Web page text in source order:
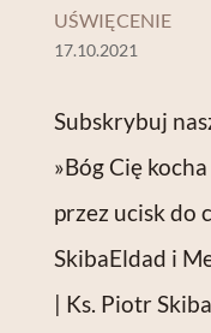
UŚWIĘCENIE
17.10.2021
Subskrybuj
»Bóg Cię
przez ucisk do
SkibaEldad i
| Ks. Piotr